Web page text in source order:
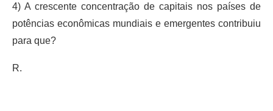
4) A crescente concentração de capitais nos países de
potências econômicas mundiais e emergentes contribuiu
para que?
R.